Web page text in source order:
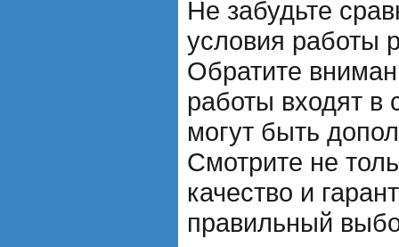
Не забудьте
условия работы
Обратите
работы входят в
могут быть
Смотрите не
качество и
правильный